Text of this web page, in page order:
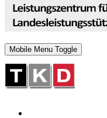
Mobile Menu Toggle